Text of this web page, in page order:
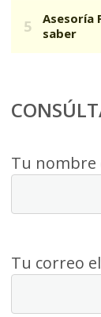
Tu nombre
Tu correo